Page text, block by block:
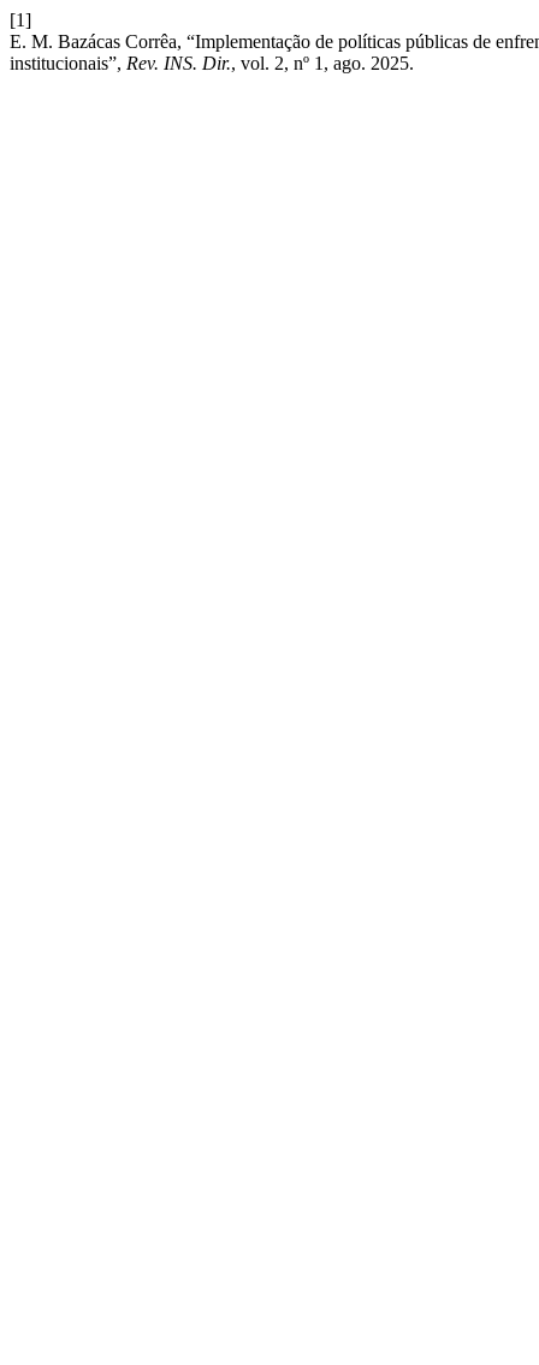
[1]
E. M. Bazácas Corrêa, “Implementação de políticas públicas de
institucionais”, Rev. INS. Dir., vol. 2, nº 1, ago. 2025.